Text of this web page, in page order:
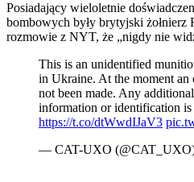
Posiadający wieloletnie
bombowych były brytyjski żołnierz
rozmowie z NYT, że „nigdy nie
This is an unidentified
in Ukraine. At the moment
not been made. Any
information or identification is
https://t.co/dtWwdIJaV3
— CAT-UXO